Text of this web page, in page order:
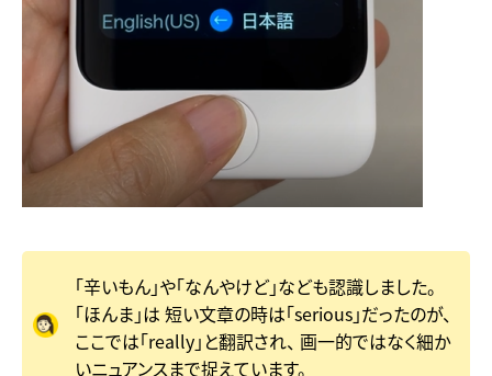
「辛いもん」や「なんやけど」なども認識しました。
「ほんま」は 短い文章の時は「serious」だったのが、
ここでは「really」と翻訳され、 画一的ではなく細か
いニュアンスまで捉えています。